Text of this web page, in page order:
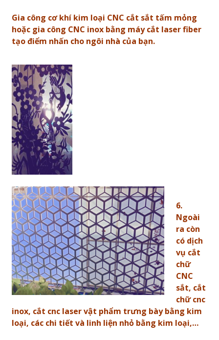
Gia công cơ khí kim loại CNC cắt sắt tấm mỏng
hoặc gia công CNC inox bằng máy cắt laser fiber
tạo điểm nhấn cho ngôi nhà của bạn.
6.
Ngoài
ra còn
có dịch
vụ cắt
chữ
CNC
sắt, cắt
chữ cnc
inox, cắt cnc laser vật phẩm trưng bày bằng kim
loại, các chi tiết và linh liện nhỏ bằng kim loại,…